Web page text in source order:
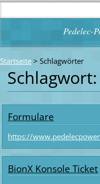
Pedelec-
Startseite > Schlagwörter
Formulare
https://
BionX Konsole Ticket